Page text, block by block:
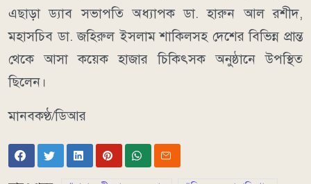
এছাড়া ড্যাব সভাপতি অধ্যাপক ডা. হারুন আল রশীদ,
মহাসচিব ডা. জহিরুল ইসলাম শাকিলসহ দেশের বিভিন্ন প্রান্ত
থেকে আসা কয়েক হাজার চিকিৎসক অনুষ্ঠানে উপস্থিত
ছিলেন।
মানবকণ্ঠ/ডিআর